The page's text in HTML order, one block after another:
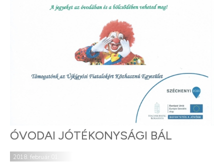
ÓVODAI JÓTÉKONYSÁGI BÁL
2018. február 01.